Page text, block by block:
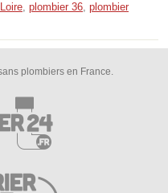
, plombier 36, plombier
plombiers en France.